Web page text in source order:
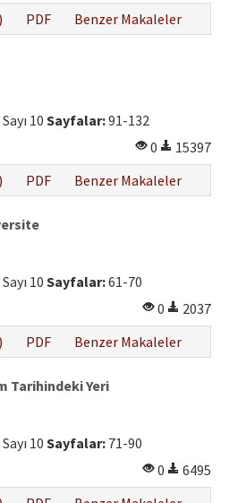
PDF Benzer Makaleler
10 Sayfalar:91-132
0
15397
PDF Benzer Makaleler
10 Sayfalar:61-70
0
2037
PDF Benzer Makaleler
Tarihindeki Yeri
10 Sayfalar: 71-90
0
6495